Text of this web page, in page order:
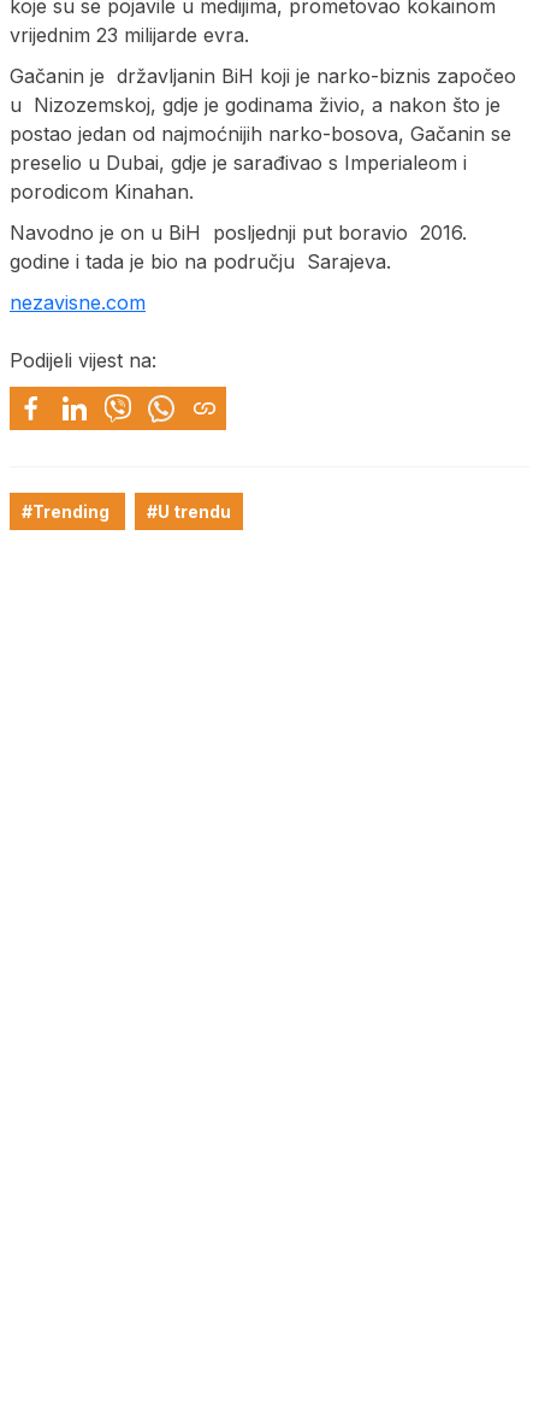
koje su se pojavile u medijima, prometovao kokainom
vrijednim 23 milijarde evra.
Gačanin je državljanin BiH koji je narko-biznis započeo
u Nizozemskoj, gdje je godinama živio, a nakon što je
postao jedan od najmoćnijih narko-bosova, Gačanin se
preselio u Dubai, gdje je sarađivao s Imperialeom i
porodicom Kinahan.
Navodno je on u BiH posljednji put boravio 2016.
godine i tada je bio na području Sarajeva.
nezavisne.com
Podijeli vijest na:
#Trending #U trendu